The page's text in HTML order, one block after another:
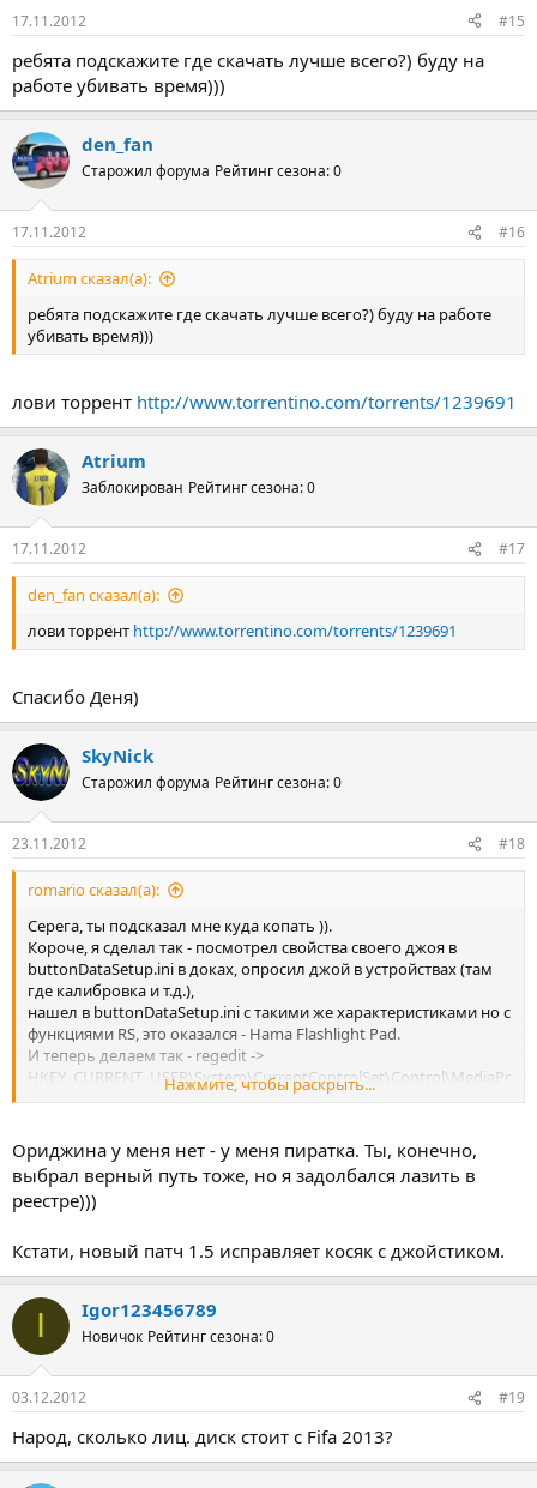
17.11.2012 #15
ребята подскажите где скачать лучше всего?) буду на
работе убивать время)))
den_fan
Старожил форума Рейтинг сезона: 0
17.11.2012 #16
Atrium сказал(а):
ребята подскажите где скачать лучше всего?) буду на работе
убивать время)))
лови торрент http://www.torrentino.com/torrents/1239691
Atrium
Заблокирован Рейтинг сезона: 0
17.11.2012 #17
den_fan сказал(а):
лови торрент http://www.torrentino.com/torrents/1239691
Спасибо Деня)
SkyNick
Старожил форума Рейтинг сезона: 0
23.11.2012 #18
romario сказал(а):
Серега, ты подсказал мне куда копать )).
Короче, я сделал так - посмотрел свойства своего джоя в
buttonDataSetup.ini в доках, опросил джой в устройствах (там
где калибровка и т.д.),
нашел в buttonDataSetup.ini с такими же характеристиками но с
функциями RS, это оказался - Hama Flashlight Pad.
И теперь делаем так - regedit ->
HKEY_CURRENT_USER\System\CurrentControlSet\Control\MediaPr
operties\PrivateProperties\Joystick\OEM\
меня было Broadcom Bluetooth Wireless Joystick), перегрузка и
мой китаец - HAMA.
Скинь мне в личку свой ник в ориджн, спасибо-пожалуйста
Нажмите, чтобы раскрыть...
Ориджина у меня нет - у меня пиратка. Ты, конечно,
выбрал верный путь тоже, но я задолбался лазить в
реестре)))
Кстати, новый патч 1.5 исправляет косяк с джойстиком.
I Igor123456789
Новичок Рейтинг сезона: 0
03.12.2012 #19
Народ, сколько лиц. диск стоит с Fifa 2013?